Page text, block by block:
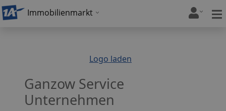
Immobilienmarkt
Logo laden
Ganzow Service
Unternehmen